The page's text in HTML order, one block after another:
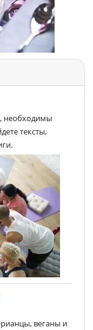
необходимы
тексты,
веганы и